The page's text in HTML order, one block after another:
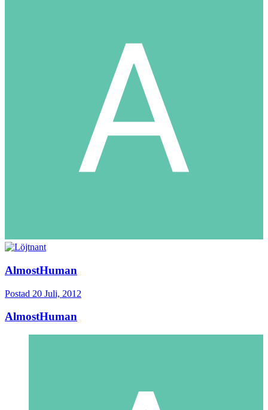
AlmostHuman
Postad 20 Juli, 2012
AlmostHuman